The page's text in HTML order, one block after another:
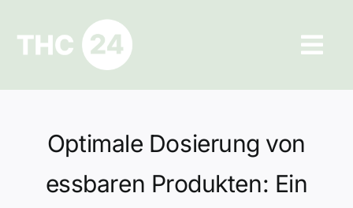
springen
Ratgeber
Hilfe und Kontakt
Datenschutz
Optimale Dosierung von
essbaren Produkten: Ein